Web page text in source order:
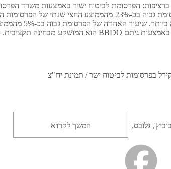
הפרסומת לביטוח ישיר באמצעות משרד
בפרסומות לביטוח ישר / תמונת יח"צ
גלובס, | המשך לקרוא